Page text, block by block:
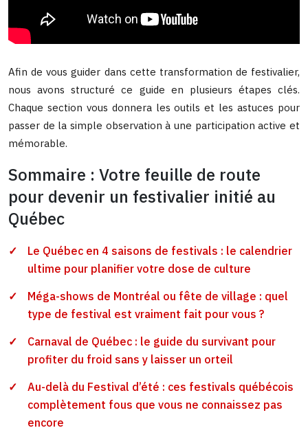
Afin de vous guider dans cette transformation de festivalier,
nous avons structuré ce guide en plusieurs étapes clés.
Chaque section vous donnera les outils et les astuces pour
passer de la simple observation à une participation active et
mémorable.
Sommaire : Votre feuille de route
pour devenir un festivalier initié au
Québec
Le Québec en 4 saisons de festivals : le calendrier
ultime pour planifier votre dose de culture
Méga-shows de Montréal ou fête de village : quel
type de festival est vraiment fait pour vous ?
Carnaval de Québec : le guide du survivant pour
profiter du froid sans y laisser un orteil
Au-delà du Festival d’été : ces festivals québécois
complètement fous que vous ne connaissez pas
encore